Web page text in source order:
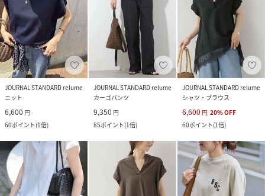
JOURNAL STANDARD relume
ニット
6,600 円
60ポイント(1倍)
JOURNAL STANDARD relume
カーゴパンツ
9,350 円
85ポイント(1倍)
JOURNAL STANDARD relume
シャツ・ブラウス
6,600 円 20%OFF
60ポイント(1倍)